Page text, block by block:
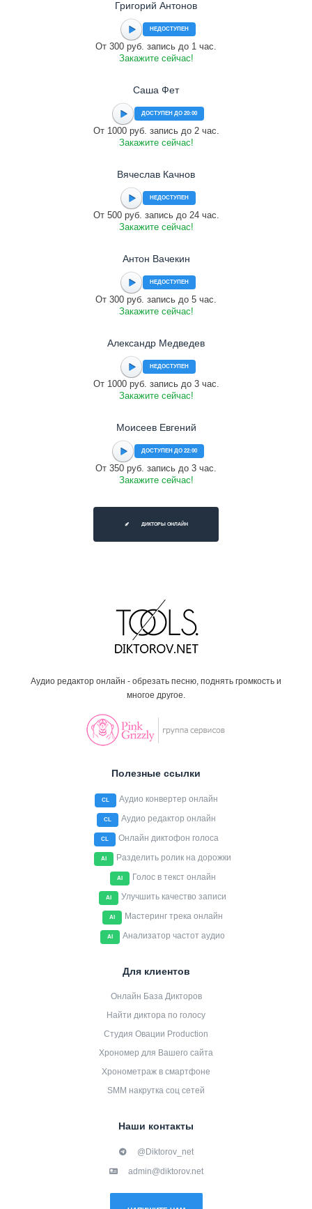
Григорий Антонов
НЕДОСТУПЕН
От 300 руб. запись до 1 час.
Закажите сейчас!
Саша Фет
ДОСТУПЕН ДО 20:00
От 1000 руб. запись до 2 час.
Закажите сейчас!
Вячеслав Качнов
НЕДОСТУПЕН
От 500 руб. запись до 24 час.
Закажите сейчас!
Антон Вачекин
НЕДОСТУПЕН
От 300 руб. запись до 5 час.
Закажите сейчас!
Александр Медведев
НЕДОСТУПЕН
От 1000 руб. запись до 3 час.
Закажите сейчас!
Моисеев Евгений
ДОСТУПЕН ДО 22:00
От 350 руб. запись до 3 час.
Закажите сейчас!
ДИКТОРЫ ОНЛАЙН
Аудио редактор онлайн - обрезать песню, поднять громкость и
многое другое.
Полезные ссылки
CL Аудио конвертер онлайн
CL Аудио редактор онлайн
CL Онлайн диктофон голоса
AI Разделить ролик на дорожки
AI Голос в текст онлайн
AI Улучшить качество записи
AI Мастеринг трека онлайн
AI Анализатор частот аудио
Для клиентов
Онлайн База Дикторов
Найти диктора по голосу
Студия Овации Production
Хрономер для Вашего сайта
Хронометраж в смартфоне
SMM накрутка соц сетей
Наши контакты
@Diktorov_net
admin@diktorov.net